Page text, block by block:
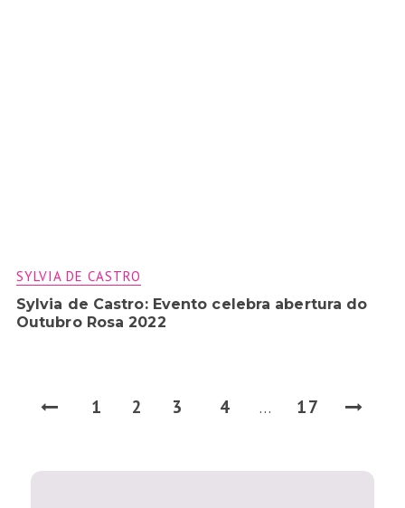
SYLVIA DE CASTRO
Sylvia de Castro: Evento celebra abertura do
Outubro Rosa 2022
1 2 3 4 … 17